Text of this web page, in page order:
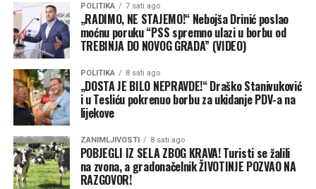
kojom se operativna sposobnost snaga iz sastava
Multinacionalnog bataljona diže na novi nivo.
Vježba će se odvijati na više lokacija uz logističku
podršku Oružanih snaga BiH, čime se dodatno potvrđuje
partnerski odnos i podrška institucijama BiH.
(Klix)
POLITIKA 7 sati ago
„RADIMO, NE STAJEMO!“ Nebojša Drinić poslao
moćnu poruku “PSS spremno ulazi u borbu od
TREBINJA DO NOVOG GRADA” (VIDEO)
POLITIKA 8 sati ago
„DOSTA JE BILO NEPRAVDE!“ Draško Stanivuković
i u Tesliću pokrenuo borbu za ukidanje PDV-a na
lijekove
ZANIMLJIVOSTI 8 sati ago
POBJEGLI IZ SELA ZBOG KRAVA! Turisti se žalili
na zvona, a gradonačelnik ŽIVOTINJE POZVAO NA
RAZGOVOR!